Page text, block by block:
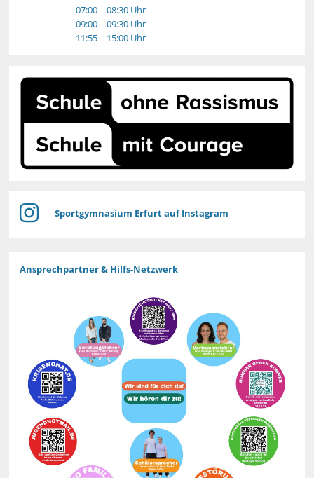
07:00 – 08:30 Uhr
09:00 – 09:30 Uhr
11:55 – 15:00 Uhr
Sportgymnasium Erfurt auf Instagram
Ansprechpartner & Hilfs-Netzwerk